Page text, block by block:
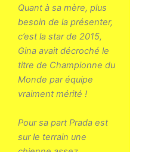
Quant à sa mère, plus
besoin de la présenter,
c’est la star de 2015,
Gina avait décroché le
titre de Championne du
Monde par équipe
vraiment mérité !
Pour sa part Prada est
sur le terrain une